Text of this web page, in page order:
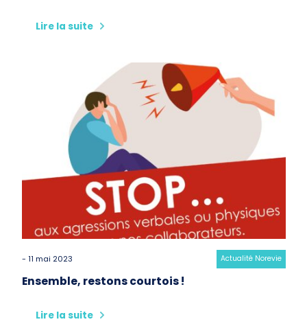
Lire la suite
- 11 mai 2023 Category:
Actualité Norevie
Ensemble, restons courtois !
Lire la suite